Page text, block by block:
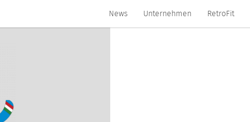
News Unternehmen RetroFit